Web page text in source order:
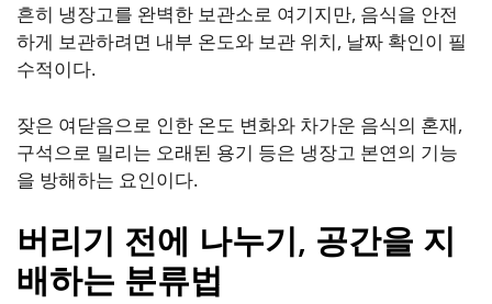
흔히 냉장고를 완벽한 보관소로 여기지만, 음식을 안전
하게 보관하려면 내부 온도와 보관 위치, 날짜 확인이 필
수적이다.
잦은 여닫음으로 인한 온도 변화와 차가운 음식의 혼재,
구석으로 밀리는 오래된 용기 등은 냉장고 본연의 기능
을 방해하는 요인이다.
버리기 전에 나누기, 공간을 지
배하는 분류법